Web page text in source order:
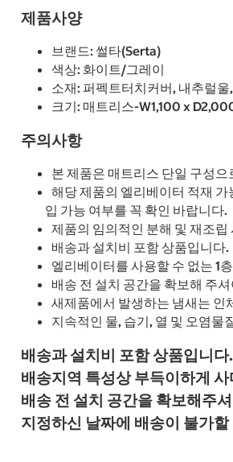
제품사양
브랜드: 썰타(Serta)
색상: 화이트/그레이
소재: 퍼펙트터치커버, 내추럴
크기: 매트리스-W1,100 x
주의사항
본 제품은 매트리스 단일 구성
해당 제품의 엘리베이터 적재
입 가능 여부를 꼭 확인 바랍니다.
제품의 임의적인 분해 및 재조
배송과 설치비 포함 상품입니다.
엘리베이터를 사용할 수 없는 1
배송 전 설치 공간을 확보해 주
새제품에서 발생하는 냄새는 인
지속적인 물, 습기, 열 및 오염물
배송과 설치비 포함 상품입니
배송지역 특성상 부득이하게
배송 전 설치 공간을 확보해주
지정하신 날짜에 배송이 불가